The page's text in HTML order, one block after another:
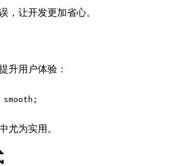
，让开发更加省心。
升用户体验：
尤为实用。